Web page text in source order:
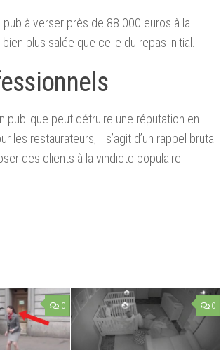
à verser près de 88 000 euros à la
plus salée que celle du repas initial.
publique peut détruire une réputation en
les restaurateurs, il s’agit d’un rappel brutal :
des clients à la vindicte populaire.
0 0